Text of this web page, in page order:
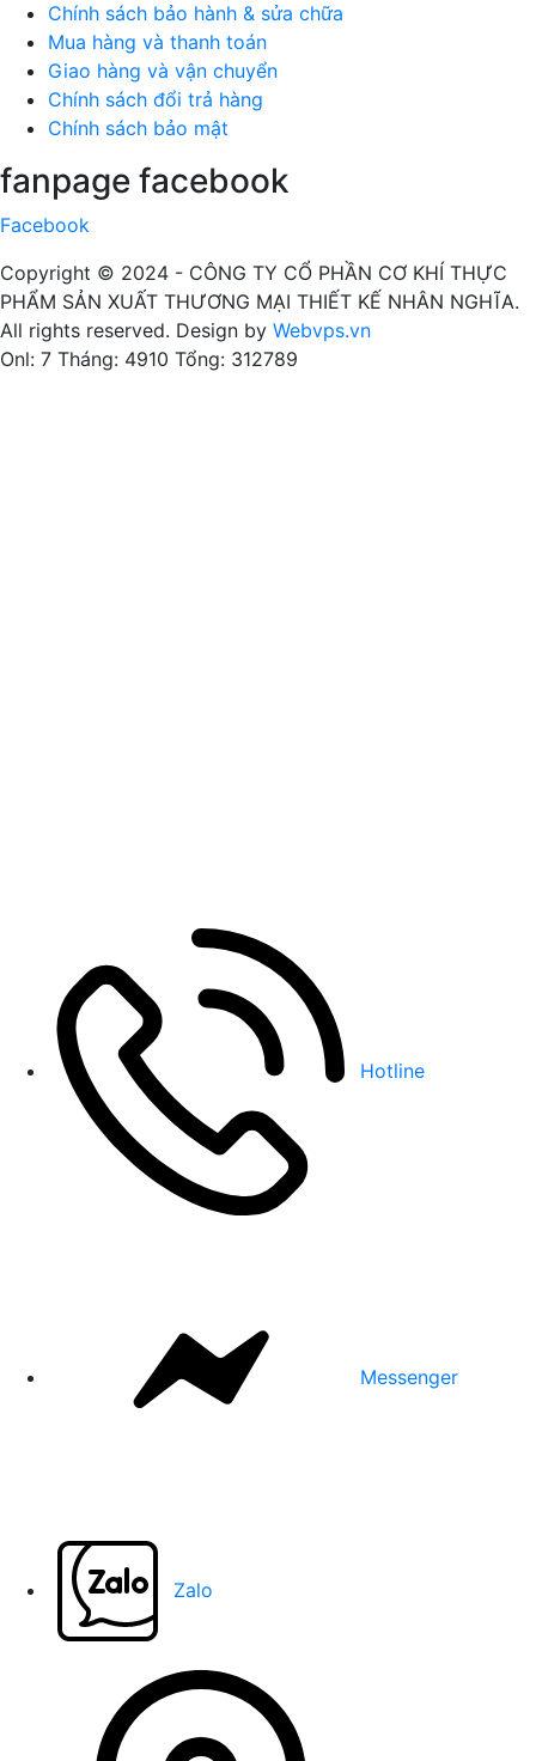
Chính sách bảo hành & sửa chữa
Mua hàng và thanh toán
Giao hàng và vận chuyển
Chính sách đổi trả hàng
Chính sách bảo mật
fanpage facebook
Facebook
Copyright © 2024 - CÔNG TY CỔ PHẦN CƠ KHÍ THỰC
PHẨM SẢN XUẤT THƯƠNG MẠI THIẾT KẾ NHÂN NGHĨA.
All rights reserved. Design by Webvps.vn
Onl: 7 Tháng: 4910 Tổng: 312789
Hotline
Messenger
Zalo